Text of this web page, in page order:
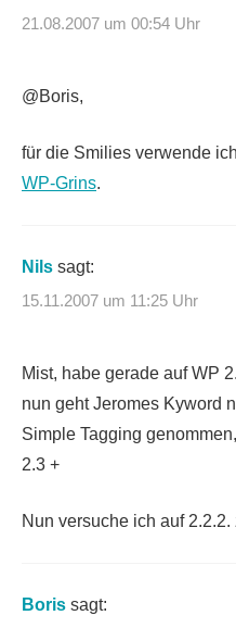
21.08.2007 um 00:54 Uhr
@Boris,
für die Smilies verwende
WP-Grins.
Nils sagt:
15.11.2007 um 11:25 Uhr
Mist, habe gerade auf WP
nun geht Jeromes Kyword
Simple Tagging
2.3 +
Nun versuche ich auf
Boris sagt: